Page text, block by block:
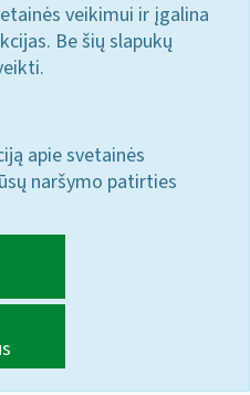
veikimui ir įgalina
Be šių slapukų
apie svetainės
naršymo patirties